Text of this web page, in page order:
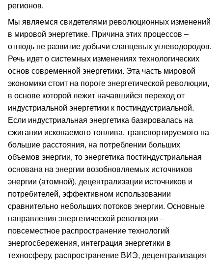
регионов.
Мы являемся свидетелями революционных изменений
в мировой энергетике. Причина этих процессов –
отнюдь не развитие добычи сланцевых углеводородов.
Речь идет о системных изменениях технологических
основ современной энергетики. Эта часть мировой
экономики стоит на пороге энергетической революции,
в основе которой лежит начавшийся переход от
индустриальной энергетики к постиндустриальной.
Если индустриальная энергетика базировалась на
сжигании ископаемого топлива, транспортируемого на
большие расстояния, на потреблении больших
объемов энергии, то энергетика постиндустриальная
основана на энергии возобновляемых источников
энергии (атомной), децентрализации источников и
потребителей, эффективном использовании
сравнительно небольших потоков энергии. Основные
направления энергетической революции –
повсеместное распространение технологий
энергосбережения, интеграция энергетики в
техносферу, распространение ВИЭ, децентрализация